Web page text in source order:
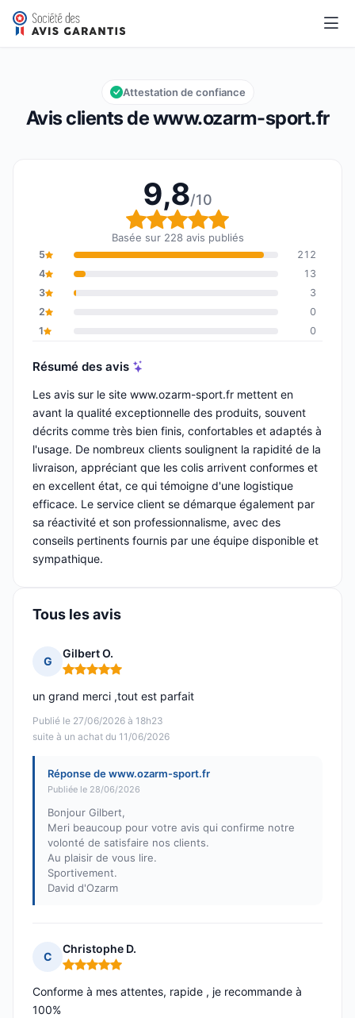
www.ozarm-sport.fr
Note globale : 9,8 sur 10
9,8/10
Avis clients de www.ozarm-sport.fr
Attestation de confiance
9,8/10
Note globale : 9,8 sur
Basée sur 228 avis publiés
5
212
4
13
3
3
2
0
1
0
Résumé des avis
Les avis sur le site www.ozarm-sport.fr mettent en
avant la qualité exceptionnelle des produits, souvent
décrits comme très bien finis, confortables et adaptés à
l'usage. De nombreux clients soulignent la rapidité de la
livraison, appréciant que les colis arrivent conformes et
en excellent état, ce qui témoigne d'une logistique
efficace. Le service client se démarque également par
sa réactivité et son professionnalisme, avec des
conseils pertinents fournis par une équipe disponible et
sympathique.
Tous les avis
G
Gilbert O.
Note : 5 sur 5
Publié le 27/06/2026 à 18h23
suite à un achat du 11/06/2026
un grand merci ,tout est parfait
Réponse de www.ozarm-sport.fr
Publiée le 28/06/2026
Bonjour Gilbert,
Meri beaucoup pour votre avis qui confirme notre
volonté de satisfaire nos clients.
Au plaisir de vous lire.
Sportivement.
David d'Ozarm
C
Christophe D.
Note : 5 sur 5
Conforme à mes attentes, rapide , je recommande à
100%